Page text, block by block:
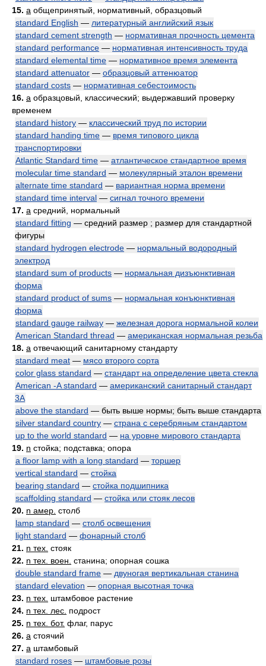
15. a общепринятый, нормативный, образцовый
standard English — литературный английский язык
standard cement strength — нормативная прочность цемента
standard performance — нормативная интенсивность труда
standard elemental time — нормативное время элемента
standard attenuator — образцовый аттенюатор
standard costs — нормативная себестоимость
16. a образцовый, классический; выдержавший проверку
временем
standard history — классический труд по истории
standard handing time — время типового цикла
транспортировки
Atlantic Standard time — атлантическое стандартное время
molecular time standard — молекулярный эталон времени
alternate time standard — вариантная норма времени
standard time interval — сигнал точного времени
17. a средний, нормальный
standard fitting — средний размер ; размер для стандартной
фигуры
standard hydrogen electrode — нормальный водородный
электрод
standard sum of products — нормальная дизъюнктивная
форма
standard product of sums — нормальная конъюнктивная
форма
standard gauge railway — железная дорога нормальной колеи
American Standard thread — американская нормальная резьба
18. a отвечающий санитарному стандарту
standard meat — мясо второго сорта
color glass standard — стандарт на определение цвета стекла
American -A standard — американский санитарный стандарт
3А
above the standard — быть выше нормы; быть выше стандарта
silver standard country — страна с серебряным стандартом
up to the world standard — на уровне мирового стандарта
19. n стойка; подставка; опора
a floor lamp with a long standard — торшер
vertical standard — стойка
bearing standard — стойка подшипника
scaffolding standard — стойка или стояк лесов
20. n амер. столб
lamp standard — столб освещения
light standard — фонарный столб
21. n тех. стояк
22. n тех. воен. станина; опорная сошка
double standard frame — двуногая вертикальная станина
standard elevation — опорная высотная точка
23. n тех. штамбовое растение
24. n тех. лес. подрост
25. n тех. бот. флаг, парус
26. a стоячий
27. a штамбовый
standard roses — штамбовые розы